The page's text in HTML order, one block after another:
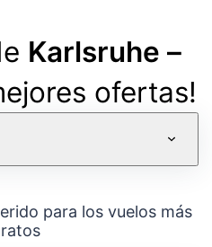
Karlsruhe –
ofertas!
para los vuelos más